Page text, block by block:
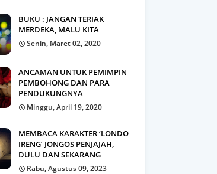
BUKU : JANGAN TERIAK
MERDEKA, MALU KITA
Senin, Maret 02, 2020
ANCAMAN UNTUK PEMIMPIN
PEMBOHONG DAN PARA
PENDUKUNGNYA
Minggu, April 19, 2020
MEMBACA KARAKTER ‘LONDO
IRENG’ JONGOS PENJAJAH,
DULU DAN SEKARANG
Rabu, Agustus 09, 2023